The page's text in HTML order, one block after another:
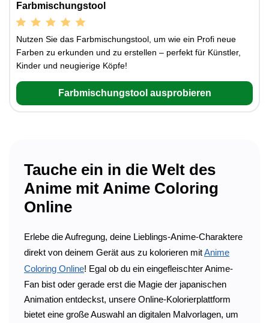
Farbmischungstool
Nutzen Sie das Farbmischungstool, um wie ein Profi neue
Farben zu erkunden und zu erstellen – perfekt für Künstler,
Kinder und neugierige Köpfe!
Farbmischungstool ausprobieren
Tauche ein in die Welt des
Anime mit Anime Coloring
Online
Erlebe die Aufregung, deine Lieblings-Anime-Charaktere
direkt von deinem Gerät aus zu kolorieren mitAnime
Coloring Online! Egal ob du ein eingefleischter Anime-
Fan bist oder gerade erst die Magie der japanischen
Animation entdeckst, unsere Online-Kolorierplattform
bietet eine große Auswahl an digitalen Malvorlagen, um